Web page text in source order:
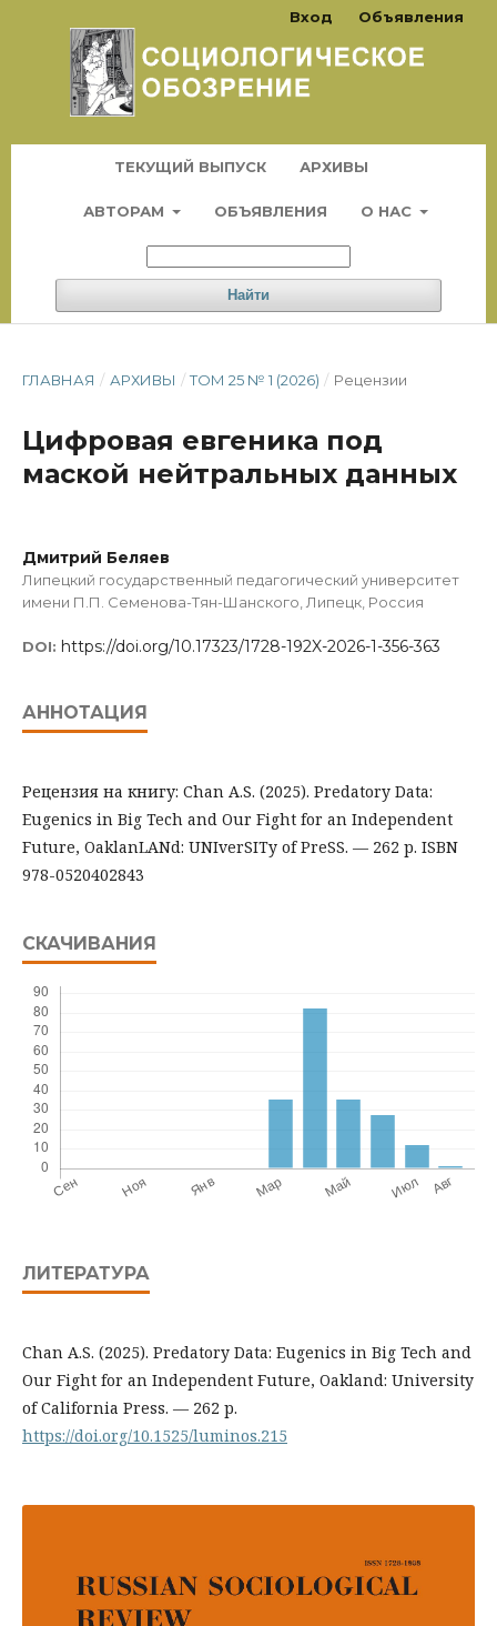
ТЕКУЩИЙ ВЫПУСК АРХИВЫ
АВТОРАМ ОБЪЯВЛЕНИЯ О НАС
Найти
Вход Объявления
ГЛАВНАЯ / АРХИВЫ / ТОМ 25 № 1 (2026) / Рецензии
Цифровая евгеника под
маской нейтральных данных
Дмитрий Беляев
Липецкий государственный педагогический университет
имени П.П. Семенова-Тян-Шанского, Липецк, Россия
DOI: https://doi.org/10.17323/1728-192X-2026-1-356-363
АННОТАЦИЯ
Рецензия на книгу: Chan A.S. (2025). Predatory Data:
Eugenics in Big Tech and Our Fight for an Independent
Future, OaklanLANd: UNIverSITy of PreSS. — 262 p. ISBN
978-0520402843
СКАЧИВАНИЯ
ЛИТЕРАТУРА
Chan A.S. (2025). Predatory Data: Eugenics in Big Tech and
Our Fight for an Independent Future, Oakland: University
of California Press. — 262 p.
https://doi.org/10.1525/luminos.215